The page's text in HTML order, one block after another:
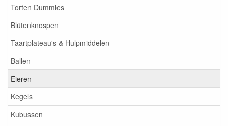
Torten Dummies
Blütenknospen
Taartplateau's & Hulpmiddelen
Ballen
Eieren
Kegels
Kubussen